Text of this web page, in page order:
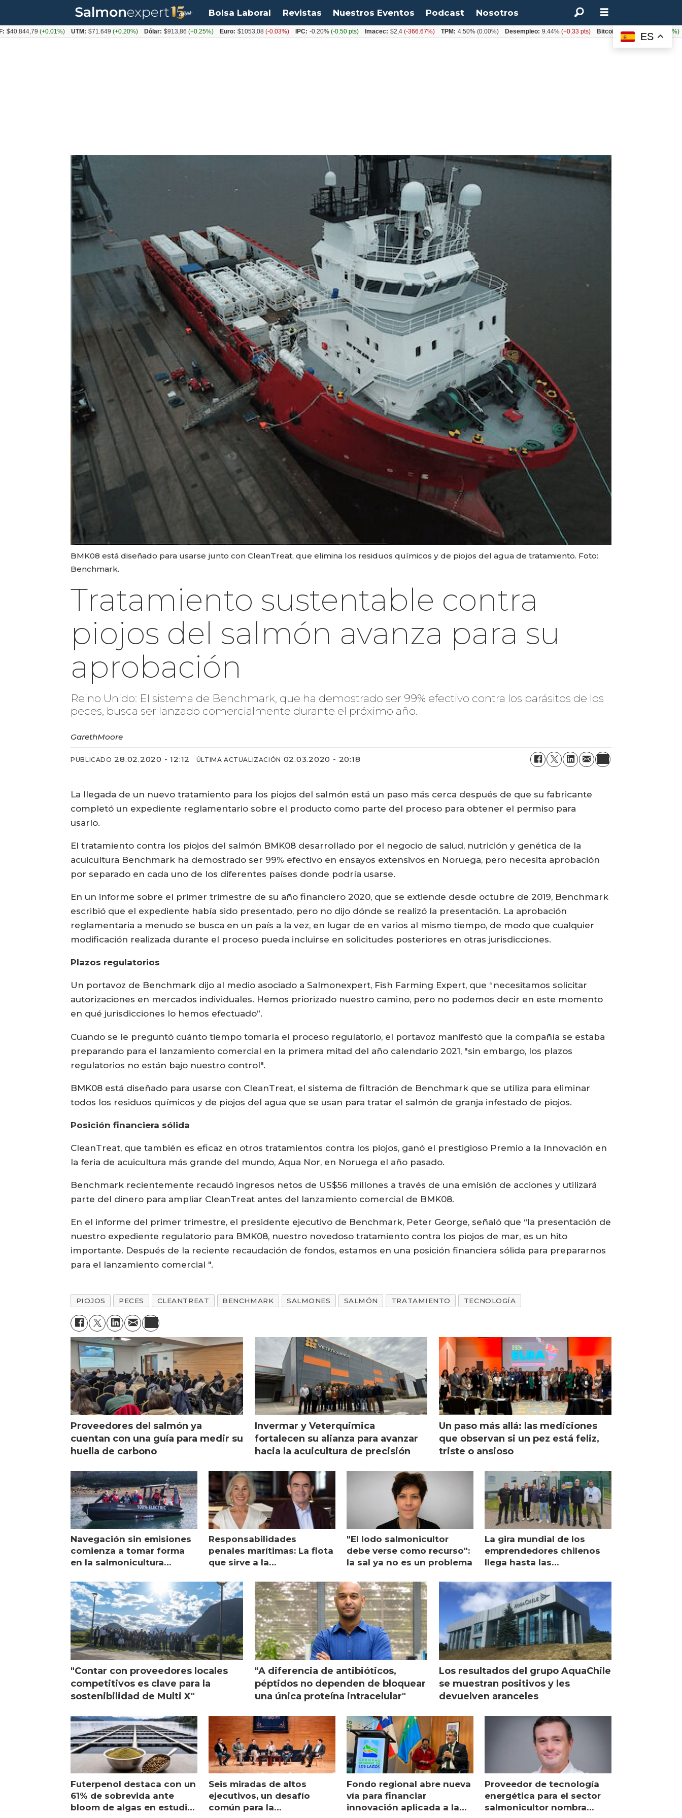
Bolsa Laboral Revistas Nuestros Eventos Podcast Nosotros
BMK08 está diseñado para usarse junto con CleanTreat, que elimina los residuos químicos y de piojos del agua de tratamiento. Foto:
Benchmark.
Tratamiento sustentable contra
piojos del salmón avanza para su
aprobación
Reino Unido: El sistema de Benchmark, que ha demostrado ser 99% efectivo contra los parásitos de los
peces, busca ser lanzado comercialmente durante el próximo año.
GarethMoore
PUBLICADO 28.02.2020 - 12:12 ÚLTIMA ACTUALIZACIÓN 02.03.2020 - 20:18
La llegada de un nuevo tratamiento para los piojos del salmón está un paso más cerca después de que su fabricante
completó un expediente reglamentario sobre el producto como parte del proceso para obtener el permiso para
usarlo.
El tratamiento contra los piojos del salmón BMK08 desarrollado por el negocio de salud, nutrición y genética de la
acuicultura Benchmark ha demostrado ser 99% efectivo en ensayos extensivos en Noruega, pero necesita aprobación
por separado en cada uno de los diferentes países donde podría usarse.
En un informe sobre el primer trimestre de su año financiero 2020, que se extiende desde octubre de 2019, Benchmark
escribió que el expediente había sido presentado, pero no dijo dónde se realizó la presentación. La aprobación
reglamentaria a menudo se busca en un país a la vez, en lugar de en varios al mismo tiempo, de modo que cualquier
modificación realizada durante el proceso pueda incluirse en solicitudes posteriores en otras jurisdicciones.
Plazos regulatorios
Un portavoz de Benchmark dijo al medio asociado a Salmonexpert, Fish Farming Expert, que “necesitamos solicitar
autorizaciones en mercados individuales. Hemos priorizado nuestro camino, pero no podemos decir en este momento
en qué jurisdicciones lo hemos efectuado”.
Cuando se le preguntó cuánto tiempo tomaría el proceso regulatorio, el portavoz manifestó que la compañía se estaba
preparando para el lanzamiento comercial en la primera mitad del año calendario 2021, "sin embargo, los plazos
regulatorios no están bajo nuestro control".
BMK08 está diseñado para usarse con CleanTreat, el sistema de filtración de Benchmark que se utiliza para eliminar
todos los residuos químicos y de piojos del agua que se usan para tratar el salmón de granja infestado de piojos.
Posición financiera sólida
CleanTreat, que también es eficaz en otros tratamientos contra los piojos, ganó el prestigioso Premio a la Innovación en
la feria de acuicultura más grande del mundo, Aqua Nor, en Noruega el año pasado.
Benchmark recientemente recaudó ingresos netos de US$56 millones a través de una emisión de acciones y utilizará
parte del dinero para ampliar CleanTreat antes del lanzamiento comercial de BMK08.
En el informe del primer trimestre, el presidente ejecutivo de Benchmark, Peter George, señaló que “la presentación de
nuestro expediente regulatorio para BMK08, nuestro novedoso tratamiento contra los piojos de mar, es un hito
importante. Después de la reciente recaudación de fondos, estamos en una posición financiera sólida para prepararnos
para el lanzamiento comercial ".
PIOJOS PECES CLEANTREAT BENCHMARK SALMONES SALMÓN TRATAMIENTO TECNOLOGÍA
Proveedores del salmón ya
cuentan con una guía para medir su
huella de carbono
Invermar y Veterquimica
fortalecen su alianza para avanzar
hacia la acuicultura de precisión
Un paso más allá: las mediciones
que observan si un pez está feliz,
triste o ansioso
Navegación sin emisiones
comienza a tomar forma
en la salmonicultura
Responsabilidades
penales marítimas: La flota
que sirve a la
visión
"El lodo salmonicultor
debe verse como recurso":
la sal ya no es un problema
La gira mundial de los
emprendedores chilenos
llega hasta las
Escocia
"Contar con proveedores locales
competitivos es clave para la
sostenibilidad de Multi X"
"A diferencia de antibióticos,
péptidos no dependen de bloquear
una única proteína intracelular"
Los resultados del grupo AquaChile
se muestran positivos y les
devuelven aranceles
Futerpenol destaca con un
61% de sobrevida ante
bloom de algas en estudio
Seis miradas de altos
ejecutivos, un desafío
común para la
Fondo regional abre nueva
vía para financiar
innovación aplicada a la
Proveedor de tecnología
energética para el sector
salmonicultor nombra
ES
(+0.01%) UTM: $71.649(+0.20%) Dólar: $913,86(+0.25%) Euro: $1053,08(-0.03%) IPC: -0.20% (-0.50 pts) Imacec: $2,4(-366.67%) TPM: 4.50%(0.00%) Desempleo: 9.44%(+0.33 pts) Bitcoin: $64.600,08(+2.93%) UF: